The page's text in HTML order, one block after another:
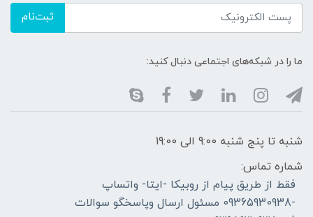
ثبت‌نام
ما را در شبکه‌های اجتماعی دنبال کنید:
شنبه تا پنج شنبه 9:00 الی 19:00
شماره تماس:
فقط از طریق پیام از روبیکا -ایتا- واتساپ
-09365930938 مسئول ارسال وپاسخگو سوالات